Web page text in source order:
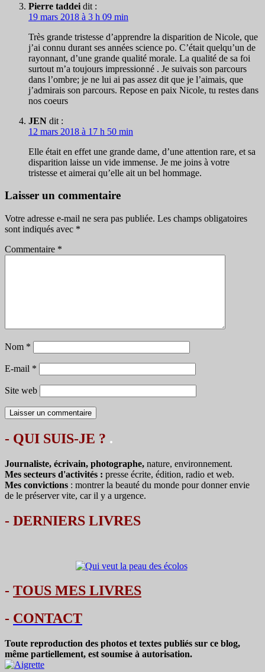
Pierre taddei dit :
19 mars 2018 à 3 h 09 min
Très grande tristesse d’apprendre la disparition de Nicole, que
j’ai connu durant ses années science po. C’était quelqu’un de
rayonnant, d’une grande qualité morale. La qualité de sa foi
surtout m’a toujours impressionné . Je suivais son parcours
dans l’ombre; je ne lui ai pas assez dit que je l’aimais, que
j’admirais son parcours. Repose en paix Nicole, tu restes dans
nos coeurs
JEN dit :
12 mars 2018 à 17 h 50 min
Elle était en effet une grande dame, d’une attention rare, et sa
disparition laisse un vide immense. Je me joins à votre
tristesse et aimerai qu’elle ait un bel hommage.
Laisser un commentaire
Votre adresse e-mail ne sera pas publiée. Les champs obligatoires
sont indiqués avec *
Commentaire *
Nom *
E-mail *
Site web
- QUI SUIS-JE ? .
Journaliste, écrivain, photographe, nature, environnement.
Mes secteurs d'activités : presse écrite, édition, radio et web.
Mes convictions : montrer la beauté du monde pour donner envie
de le préserver vite, car il y a urgence.
- DERNIERS LIVRES
- TOUS MES LIVRES
- CONTACT
Toute reproduction des photos et textes publiés sur ce blog,
même partiellement, est soumise à autorisation.